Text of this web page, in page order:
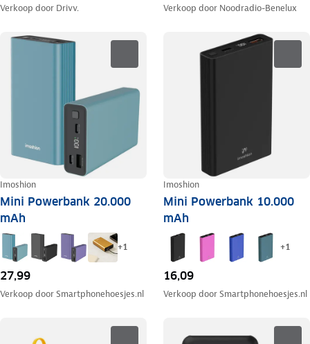
Verkoop door Drivv. Verkoop door Noodradio-Benelux
Imoshion
Mini Powerbank 20.000
mAh
+1
27,99
Verkoop doorSmartphonehoesjes.nl
Imoshion
Mini Powerbank 10.000
mAh
+1
16,09
Verkoop doorSmartphonehoesjes.nl